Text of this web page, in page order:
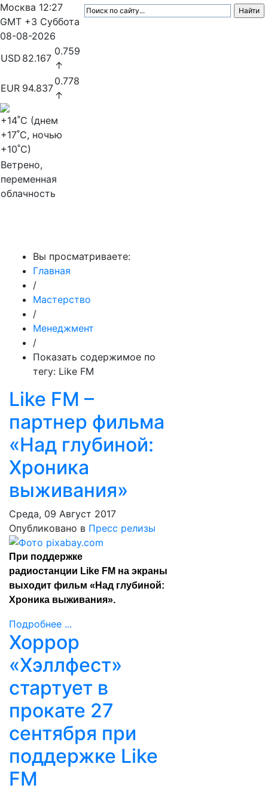
Москва 12:27
GMT +3 Суббота
08-08-2026
USD 82.167
0.759
↑
EUR 94.837
0.778
↑
+14˚C (днем
+17˚C, ночью
+10˚C)
Ветрено,
переменная
облачность
Вы просматриваете:
Главная
/
Мастерство
/
Менеджмент
/
Показать содержимое по
тегу: Like FM
Like FM –
партнер фильма
«Над глубиной:
Хроника
выживания»
Среда, 09 Август 2017
Опубликовано в Пресс релизы
При поддержке
радиостанции Like FM на экраны
выходит фильм «Над глубиной:
Хроника выживания».
Подробнее ...
Хоррор
«Хэллфест»
стартует в
прокате 27
сентября при
поддержке Like
FM